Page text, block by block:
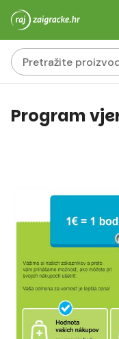
Program